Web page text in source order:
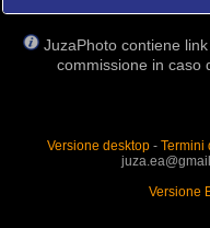
JuzaPhoto contiene
commissione in caso
Versione desktop- Termini
Versione